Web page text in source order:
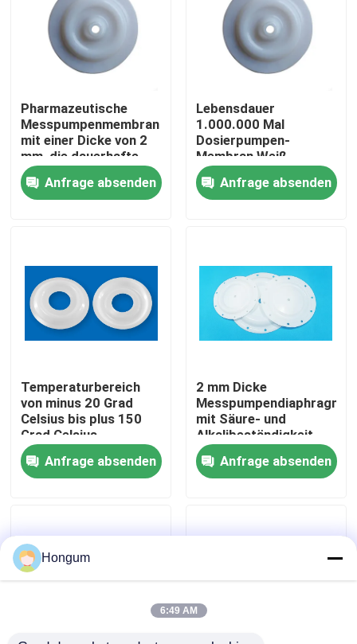
Zu Hause
Über uns
Werksbesichtigung
Qualitätskontrolle
Neuigkeiten
Bitte um ein Angebot
Gummimembrandichtungen
Pharmazeutische
Messpumpenmembran
mit einer Dicke von 2
mm, die dauerhafte
und präzise Lösungen
für chemische
Messungen bietet
Anfrage absenden
Lebensdauer
1.000.000 Mal
Dosierpumpen-
Membran Weiß
Wartungsarm
Langlebiges Ersatzteil
für industrielle
Anfrage absenden
Temperaturbereich
von minus 20 Grad
Celsius bis plus 150
Grad Celsius
Membranmesspumpe,
die eine Lebensdauer
von 1000000 Mal für
Anfrage absenden
2 mm Dicke
Messpumpendiaphragma
mit Säure- und
Alkalibeständigkeit
und langen
Lebensdauer
Anfrage absenden
Hongum
6:49 AM